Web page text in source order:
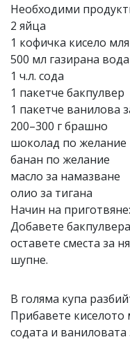
Необходими
2 яйца
1 кофичка кисело
500 мл газирана вода
1 ч.л. сода
1 пакетче бакпулвер
1 пакетче ванилова
200–300 г брашно
шоколад по желание
банан по желание
масло за намазване
олио за тигана
Начин на приготвяне:
Добавете
оставете сместа за
шупне.
В голяма купа
Прибавете киселото
содата и ваниловата